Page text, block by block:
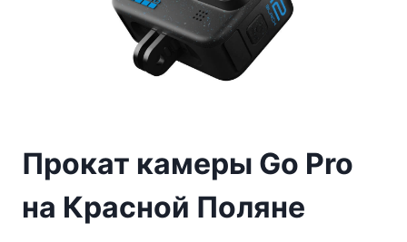
Прокат камеры Go Pro
на Красной Поляне